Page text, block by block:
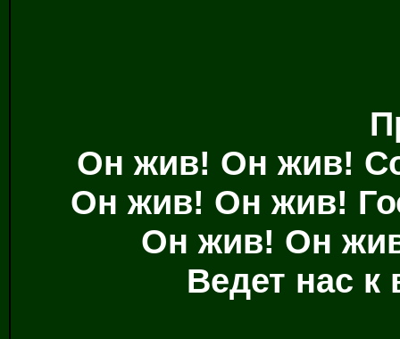
Он жив! Он жив!
Он жив! Он жив!
Он жив! Он
Ведет нас